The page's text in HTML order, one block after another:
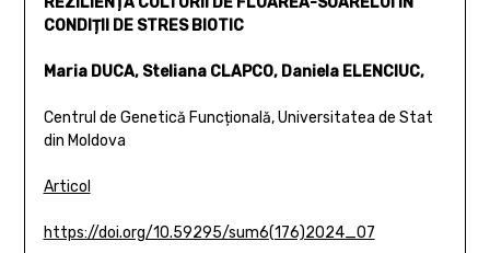
CONDIȚII DE STRES BIOTIC
Maria DUCA, Steliana CLAPCO, Daniela ELENCIUC,
Centrul de Genetică Funcțională, Universitatea de Stat
din Moldova
Articol
https://doi.org/10.59295/sum6(176)2024_07